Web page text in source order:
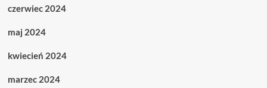
czerwiec 2024
maj 2024
kwiecień 2024
marzec 2024